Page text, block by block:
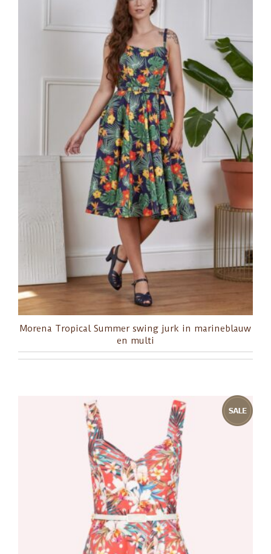
Morena Tropical Summer swing jurk in marineblauw
en multi